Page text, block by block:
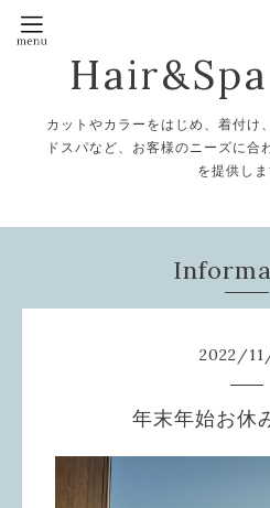
カットやカラーをはじめ、着付け
ドスパなど、お客様のニーズに合
を提供しま
2022/11
年末年始お休